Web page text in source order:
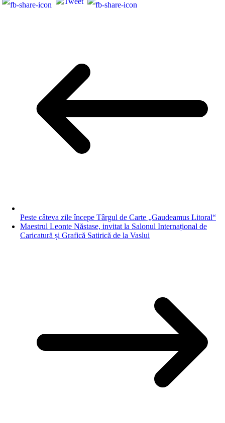
Peste câteva zile începe Târgul de Carte „Gaudeamus Litoral“
Maestrul Leonte Năstase, invitat la Salonul Internațional de
Caricatură și Grafică Satirică de la Vaslui